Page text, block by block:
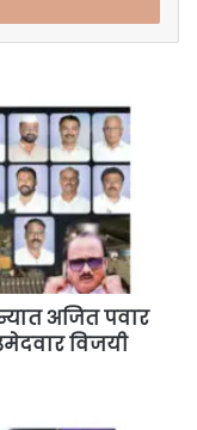
अजित पवार
विजयी